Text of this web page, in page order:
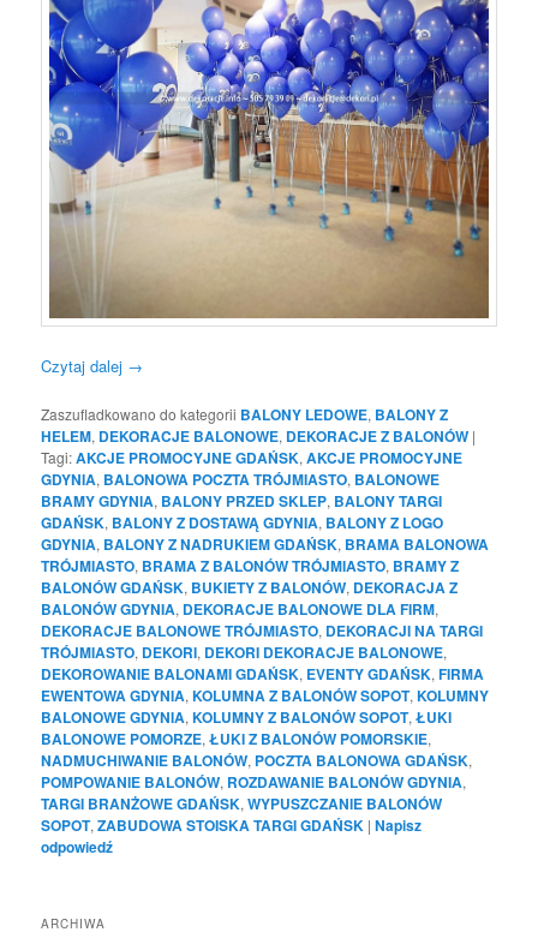
Czytaj dalej →
Zaszufladkowano do kategorii BALONY LEDOWE, BALONY Z
HELEM, DEKORACJE BALONOWE, DEKORACJE Z BALONÓW |
Tagi:AKCJE PROMOCYJNE GDAŃSK,AKCJE PROMOCYJNE
GDYNIA, BALONOWA POCZTA TRÓJMIASTO, BALONOWE
BRAMY GDYNIA, BALONY PRZED SKLEP, BALONY TARGI
GDAŃSK, BALONY Z DOSTAWĄ GDYNIA, BALONY Z LOGO
GDYNIA, BALONY Z NADRUKIEM GDAŃSK, BRAMA BALONOWA
TRÓJMIASTO, BRAMA Z BALONÓW TRÓJMIASTO, BRAMY Z
BALONÓW GDAŃSK, BUKIETY Z BALONÓW, DEKORACJA Z
BALONÓW GDYNIA, DEKORACJE BALONOWE DLA FIRM,
DEKORACJE BALONOWE TRÓJMIASTO, DEKORACJI NA TARGI
TRÓJMIASTO, DEKORI, DEKORI DEKORACJE BALONOWE,
DEKOROWANIE BALONAMI GDAŃSK, EVENTY GDAŃSK,FIRMA
EWENTOWA GDYNIA,KOLUMNA Z BALONÓW SOPOT,KOLUMNY
BALONOWE GDYNIA,KOLUMNY Z BALONÓW SOPOT,ŁUKI
BALONOWE POMORZE,ŁUKI Z BALONÓW POMORSKIE,
NADMUCHIWANIE BALONÓW, POCZTA BALONOWA GDAŃSK,
POMPOWANIE BALONÓW, ROZDAWANIE BALONÓW GDYNIA,
TARGI BRANŻOWE GDAŃSK,WYPUSZCZANIE BALONÓW
SOPOT,ZABUDOWA STOISKA TARGI GDAŃSK |Napisz
odpowiedź
ARCHIWA